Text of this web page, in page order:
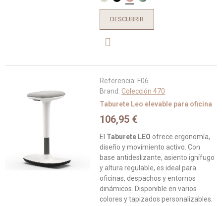
DESCUBRIR
Referencia: F06
Brand:Colección 470
Taburete Leo elevable para oficina
106,95 €
El Taburete LEO ofrece ergonomía,
diseño y movimiento activo. Con
base antideslizante, asiento ignífugo
y altura regulable, es ideal para
oficinas, despachos y entornos
dinámicos. Disponible en varios
colores y tapizados personalizables.